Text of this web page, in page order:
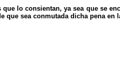
lo consientan, ya sea que se
sea conmutada dicha pena en